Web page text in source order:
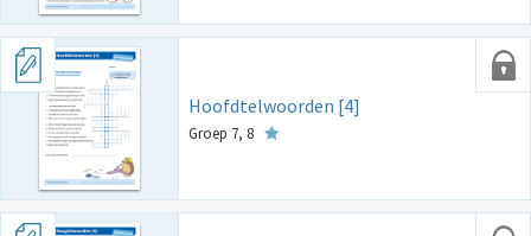
Hoofdtelwoorden [4]
Groep 7, 8